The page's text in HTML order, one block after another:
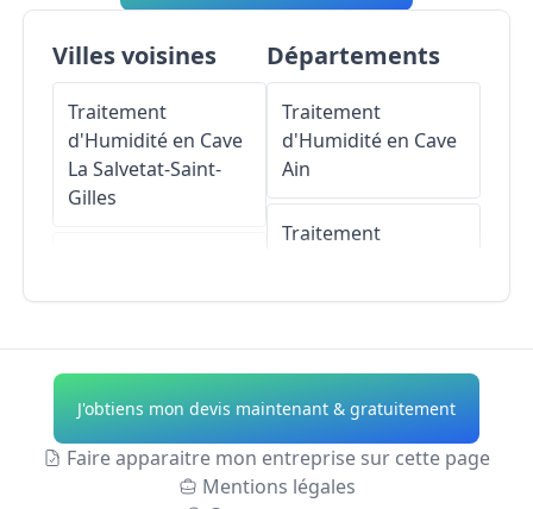
Villes voisines
Traitement
d'Humidité en Cave
La Salvetat-Saint-
Gilles
d'Humidité en Cave
Léguevin
Départements
Traitement
d'Humidité en Cave
Ain
Traitement
Traitement
Allier
Traitement
J'obtiens mon devis maintenant & gratuitement
Faire apparaitre mon entreprise sur cette page
Mentions légales